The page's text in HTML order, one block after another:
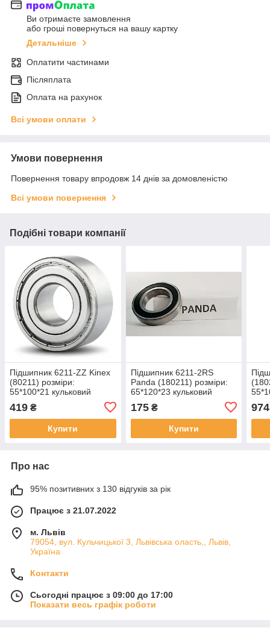
Ви отримаєте замовлення
або гроші повернуться на вашу картку
Детальніше
Оплатити частинами
Післяплата
Оплата на рахунок
Всі умови оплати
Умови повернення
Повернення товару впродовж 14 днів за домовленістю
Всі умови повернення
Подібні товари компанії
Підшипник 6211-ZZ Kinex
(80211) розміри:
55*100*21 кульковий
419 ₴
Купити
Підшипник 6211-2RS
Panda (180211) розміри:
65*120*23 кульковий
175₴
Купити
974
Про нас
95% позитивних з 130 відгуків за рік
Працює з 21.07.2022
м. Львів
79054, вул. Кульчицької 3, Львівська оласть,, Львів,
Україна
Контакти
Сьогодні працює з 09:00 до 17:00
Показати весь графік роботи